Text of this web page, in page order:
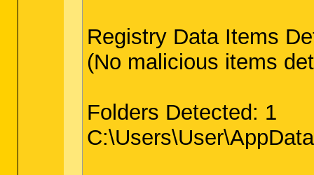
Registry Data Items
(No malicious items
Folders Detected: 1